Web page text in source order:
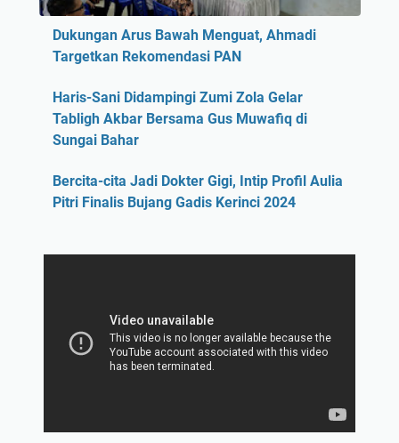
Dukungan Arus Bawah Menguat, Ahmadi
Targetkan Rekomendasi PAN
Haris-Sani Didampingi Zumi Zola Gelar
Tabligh Akbar Bersama Gus Muwafiq di
Sungai Bahar
Bercita-cita Jadi Dokter Gigi, Intip Profil Aulia
Pitri Finalis Bujang Gadis Kerinci 2024